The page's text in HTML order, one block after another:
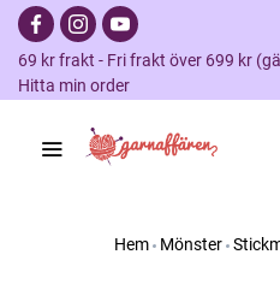
69 kr frakt - Fri frakt över 699 kr
Hitta min order
Hem Mönster